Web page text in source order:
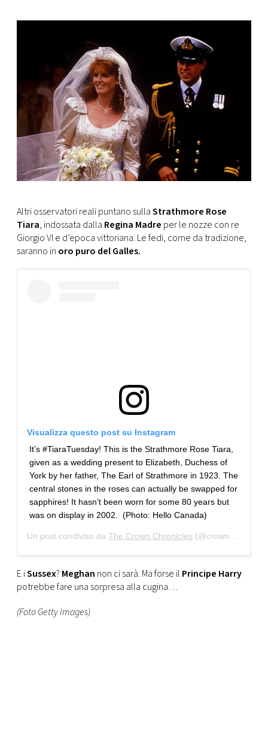
Altri osservatori reali puntano sullaStrathmore Rose
Tiara, indossata dalla Regina Madre per le nozze con re
Giorgio VI e d’epoca vittoriana. Le fedi, come da tradizione,
saranno in oro puro del Galles.
Visualizza questo post su Instagram
It’s #TiaraTuesday! This is the Strathmore Rose Tiara,
given as a wedding present to Elizabeth, Duchess of
York by her father, The Earl of Strathmore in 1923. The
central stones in the roses can actually be swapped for
sapphires! It hasn’t been worn for some 80 years but
was on display in 2002.⁣ ⁣ (Photo: Hello Canada)
Un post condiviso da The Crown Chronicles (@crownchronicles) in data:
E iSussex? Meghan non ci sarà. Ma forse il Principe Harry
potrebbe fare una sorpresa alla cugina…
(Foto Getty Images)